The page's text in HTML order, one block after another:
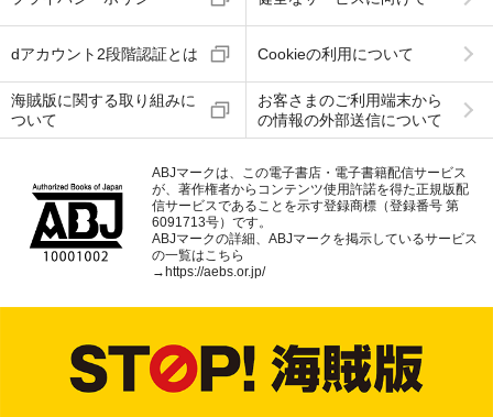
dアカウント2段階認証とは Cookieの利用について
海賊版に関する取り組みに
ついて
お客さまのご利用端末から
の情報の外部送信について
ABJマークは、この電子書店・電子書籍配信サービス
が、著作権者からコンテンツ使用許諾を得た正規版配
信サービスであることを示す登録商標（登録番号 第
6091713号）です。
ABJマークの詳細、ABJマークを掲示しているサービス
の一覧はこちら
→ https://aebs.or.jp/